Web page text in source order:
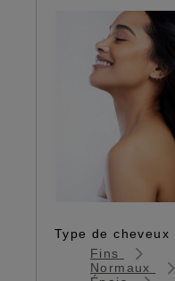
Type de cheveux
Fins
Normaux